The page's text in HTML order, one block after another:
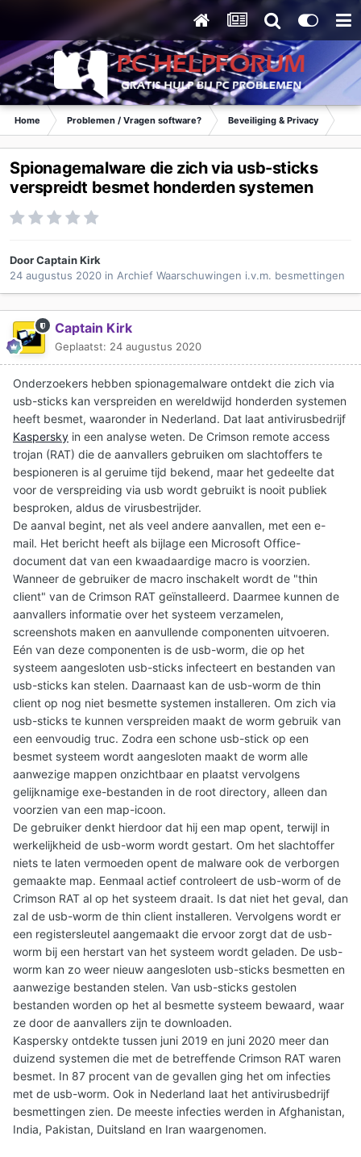
Home Problemen / Vragen software? Beveiliging & Privacy
Spionagemalware die zich via usb-sticks
verspreidt besmet honderden systemen
DoorCaptain Kirk
24 augustus 2020 in Archief Waarschuwingen i.v.m. besmettingen
Captain Kirk
Geplaatst: 24 augustus 2020
Onderzoekers hebben spionagemalware ontdekt die zich via
usb-sticks kan verspreiden en wereldwijd honderden systemen
heeft besmet, waaronder in Nederland. Dat laat antivirusbedrijf
Kaspersky in een analyse weten. De Crimson remote access
trojan (RAT) die de aanvallers gebruiken om slachtoffers te
bespioneren is al geruime tijd bekend, maar het gedeelte dat
voor de verspreiding via usb wordt gebruikt is nooit publiek
besproken, aldus de virusbestrijder.
De aanval begint, net als veel andere aanvallen, met een e-
mail. Het bericht heeft als bijlage een Microsoft Office-
document dat van een kwaadaardige macro is voorzien.
Wanneer de gebruiker de macro inschakelt wordt de "thin
client" van de Crimson RAT geïnstalleerd. Daarmee kunnen de
aanvallers informatie over het systeem verzamelen,
screenshots maken en aanvullende componenten uitvoeren.
Eén van deze componenten is de usb-worm, die op het
systeem aangesloten usb-sticks infecteert en bestanden van
usb-sticks kan stelen. Daarnaast kan de usb-worm de thin
client op nog niet besmette systemen installeren. Om zich via
usb-sticks te kunnen verspreiden maakt de worm gebruik van
een eenvoudig truc. Zodra een schone usb-stick op een
besmet systeem wordt aangesloten maakt de worm alle
aanwezige mappen onzichtbaar en plaatst vervolgens
gelijknamige exe-bestanden in de root directory, alleen dan
voorzien van een map-icoon.
De gebruiker denkt hierdoor dat hij een map opent, terwijl in
werkelijkheid de usb-worm wordt gestart. Om het slachtoffer
niets te laten vermoeden opent de malware ook de verborgen
gemaakte map. Eenmaal actief controleert de usb-worm of de
Crimson RAT al op het systeem draait. Is dat niet het geval, dan
zal de usb-worm de thin client installeren. Vervolgens wordt er
een registersleutel aangemaakt die ervoor zorgt dat de usb-
worm bij een herstart van het systeem wordt geladen. De usb-
worm kan zo weer nieuw aangesloten usb-sticks besmetten en
aanwezige bestanden stelen. Van usb-sticks gestolen
bestanden worden op het al besmette systeem bewaard, waar
ze door de aanvallers zijn te downloaden.
Kaspersky ontdekte tussen juni 2019 en juni 2020 meer dan
duizend systemen die met de betreffende Crimson RAT waren
besmet. In 87 procent van de gevallen ging het om infecties
met de usb-worm. Ook in Nederland laat het antivirusbedrijf
besmettingen zien. De meeste infecties werden in Afghanistan,
India, Pakistan, Duitsland en Iran waargenomen.